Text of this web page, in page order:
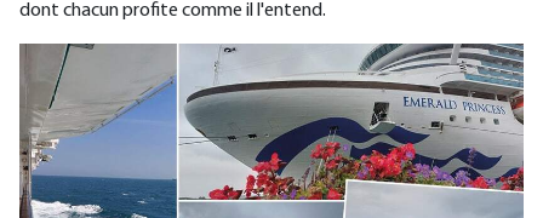
dont chacun profite comme il l'entend.